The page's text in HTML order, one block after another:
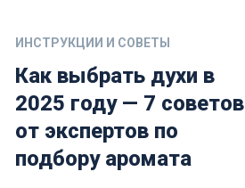
ИНСТРУКЦИИ И СОВЕТЫ
Как выбрать духи в
2025 году — 7 советов
от экспертов по
подбору аромата